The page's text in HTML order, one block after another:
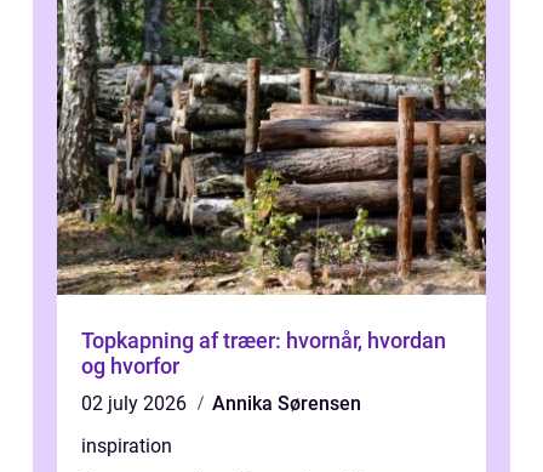
Topkapning af træer: hvornår, hvordan
og hvorfor
02 july 2026
Annika Sørensen
inspiration